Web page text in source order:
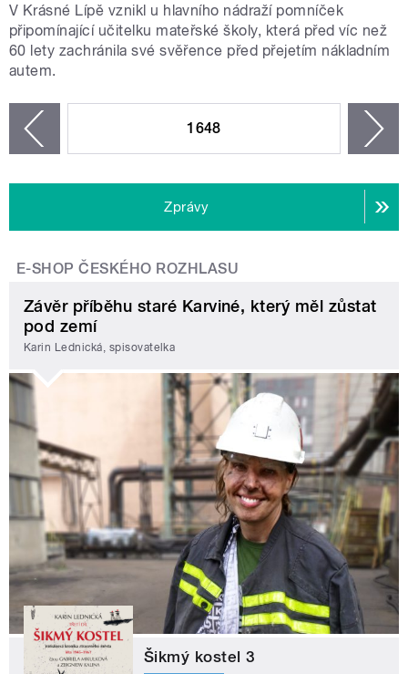
V Krásné Lípě vznikl u hlavního nádraží pomníček
připomínající učitelku mateřské školy, která před víc než
60 lety zachránila své svěřence před přejetím nákladním
autem.
1648
Zprávy
E-SHOP ČESKÉHO ROZHLASU
Závěr příběhu staré Karviné, který měl zůstat
pod zemí
Karin Lednická, spisovatelka
Šikmý kostel 3